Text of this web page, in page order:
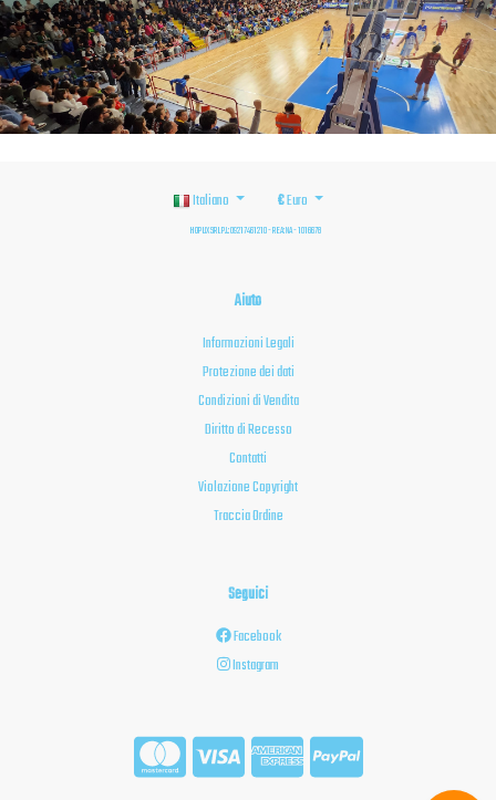
Italiano €Euro
HOPLIX SRL P.I.: 09217461210 - REA: NA - 1016678
Aiuto
Informazioni Legali
Protezione dei dati
Condizioni di Vendita
Diritto di Recesso
Contatti
Violazione Copyright
Traccia Ordine
Seguici
Facebook
Instagram